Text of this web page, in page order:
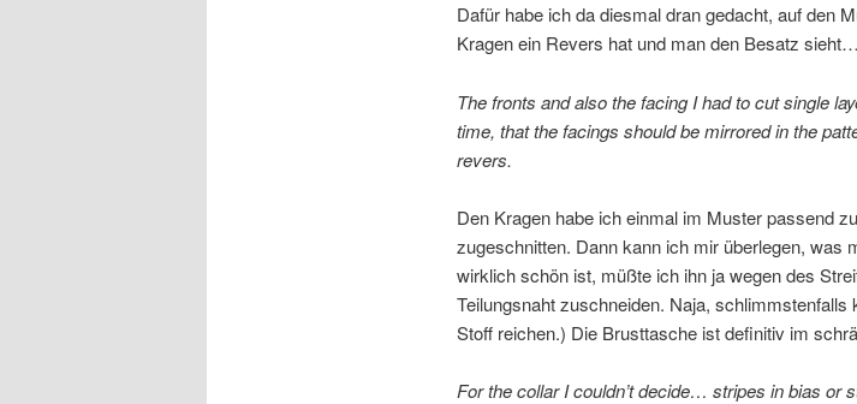
Dafür habe ich da diesmal dran gedacht, auf den
Kragen ein Revers hat und man den Besatz sieht…
The fronts and also the facing I had to cut single
time, that the facings should be mirrored in the
revers.
Den Kragen habe ich einmal im Muster passend
zugeschnitten. Dann kann ich mir überlegen, was
wirklich schön ist, müßte ich ihn ja wegen des
Teilungsnaht zuschneiden. Naja,
Stoff reichen.) Die Brusttasche ist definitiv im
For the collar I couldn’t decide… stripes in bias or